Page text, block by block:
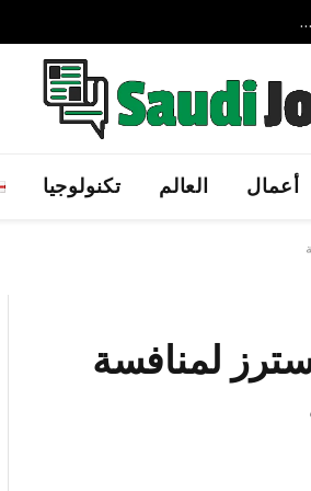
شركة AVELIN AI الإماراتية الناشئة تجمع 3.7 مليون دولار لتوسيع حلول الذكاء الاصطناعي السيادي عالميًا
أعمال العالم تكنولوجيا
لمنافسة